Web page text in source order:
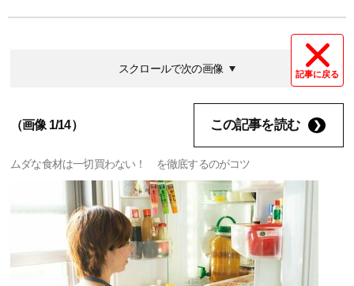
記事に戻る
スクロールで次の画像
（画像 1/14） この記事を読む
ムダな食材は一切買わない！ を徹底するのがコツ